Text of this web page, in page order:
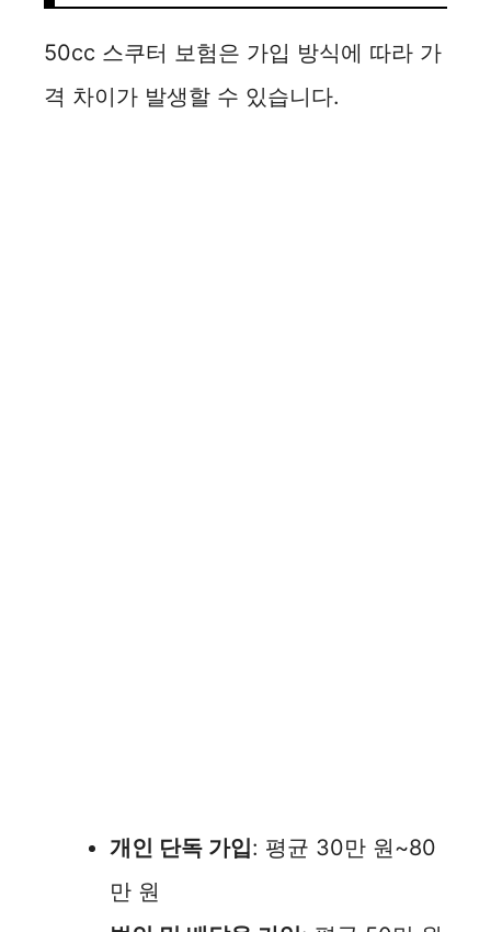
50cc 스쿠터 보험은 가입 방식에 따라 가
격 차이가 발생할 수 있습니다.
개인 단독 가입: 평균 30만 원~80
만 원